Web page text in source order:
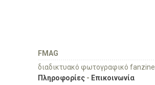
FMAG
διαδικτυακό φωτογραφικό fanzine
Πληροφορίες - Επικοινωνία